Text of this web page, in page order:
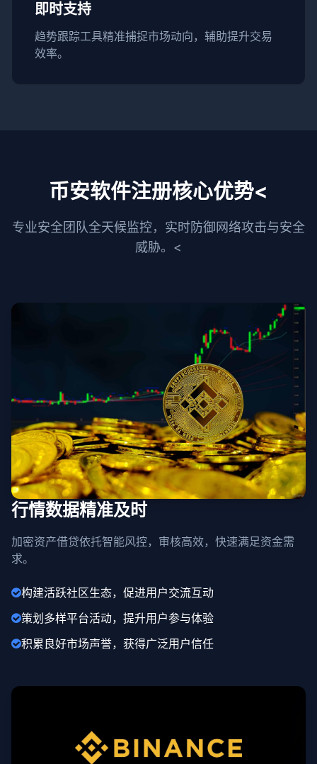
即时支持
趋势跟踪工具精准捕捉市场动向，辅助提升交易
效率。
币安软件注册核心优势<
专业安全团队全天候监控，实时防御网络攻击与安全
威胁。<
行情数据精准及时
加密资产借贷依托智能风控，审核高效，快速满足资金需
求。
构建活跃社区生态，促进用户交流互动
策划多样平台活动，提升用户参与体验
积累良好市场声誉，获得广泛用户信任